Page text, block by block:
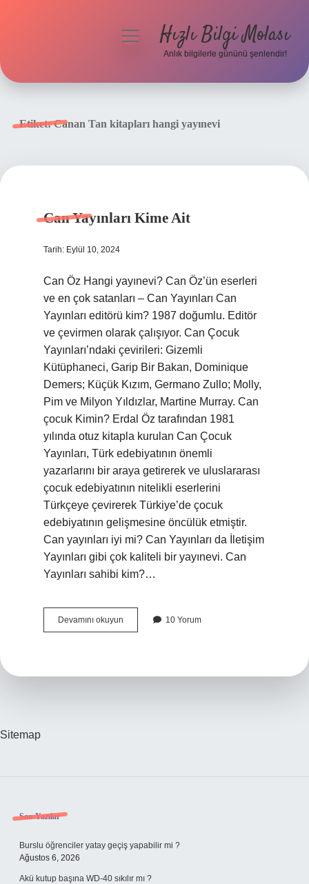
menüyüHızlı Bilgi Molası
Anlık bilgilerle gününü şenlendir!
Etiket:Canan Tan kitapları hangi yayınevi
Can Yayınları Kime Ait
Tarih: Eylül 10, 2024
Can Öz Hangi yayınevi? Can Öz’ün eserleri
ve en çok satanları – Can Yayınları Can
Yayınları editörü kim? 1987 doğumlu. Editör
ve çevirmen olarak çalışıyor. Can Çocuk
Yayınları’ndaki çevirileri: Gizemli
Kütüphaneci, Garip Bir Bakan, Dominique
Demers; Küçük Kızım, Germano Zullo; Molly,
Pim ve Milyon Yıldızlar, Martine Murray. Can
çocuk Kimin? Erdal Öz tarafından 1981
yılında otuz kitapla kurulan Can Çocuk
Yayınları, Türk edebiyatının önemli
yazarlarını bir araya getirerek ve uluslararası
çocuk edebiyatının nitelikli eserlerini
Türkçeye çevirerek Türkiye’de çocuk
edebiyatının gelişmesine öncülük etmiştir.
Can yayınları iyi mi? Can Yayınları da İletişim
Yayınları gibi çok kaliteli bir yayınevi. Can
Yayınları sahibi kim?…
Devamını okuyun
Yayınları
10 Yorum
Sitemap
Sidebar
Son Yazılar
Burslu öğrenciler yatay geçiş yapabilir mi ?
Ağustos 6, 2026
Akü kutup başına WD-40 sıkılır mı ?